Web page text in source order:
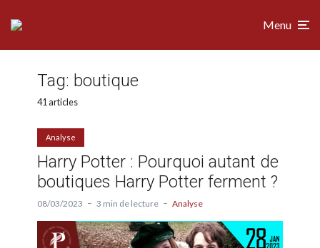
Menu
Tag: boutique
41 articles
Analyse
Harry Potter : Pourquoi autant de
boutiques Harry Potter ferment ?
08/03/2023 3 min de lecture Analyse